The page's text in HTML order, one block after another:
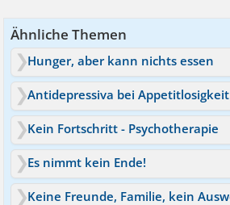
Ähnliche Themen
Hunger, aber kann nichts essen
Antidepressiva bei Appetitlosigkeit
Kein Fortschritt - Psychotherapie
Es nimmt kein Ende!